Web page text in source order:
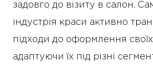
задовго до візиту в салон.
індустрія краси активно
підходи до оформлення своїх
адаптуючи їх під різні